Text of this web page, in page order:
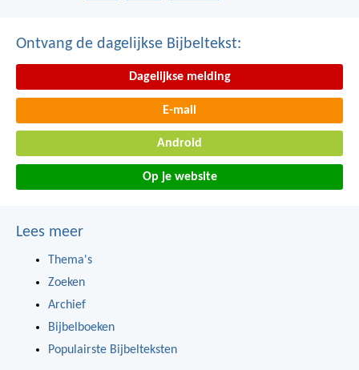
Ontvang de dagelijkse Bijbeltekst:
Dagelijkse melding
E-mail
Android
Op je website
Lees meer
Thema's
Zoeken
Archief
Bijbelboeken
Populairste Bijbelteksten